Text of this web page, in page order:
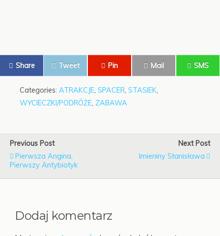
Share Tweet Pin Mail SMS
Categories: ATRAKCJE, SPACER, STASIEK,
WYCIECZKI/PODRÓŻE, ZABAWA
Previous Post
Pierwsza Angina,
Pierwszy Antybiotyk
Next Post
Imieniny Stanisława
Dodaj komentarz